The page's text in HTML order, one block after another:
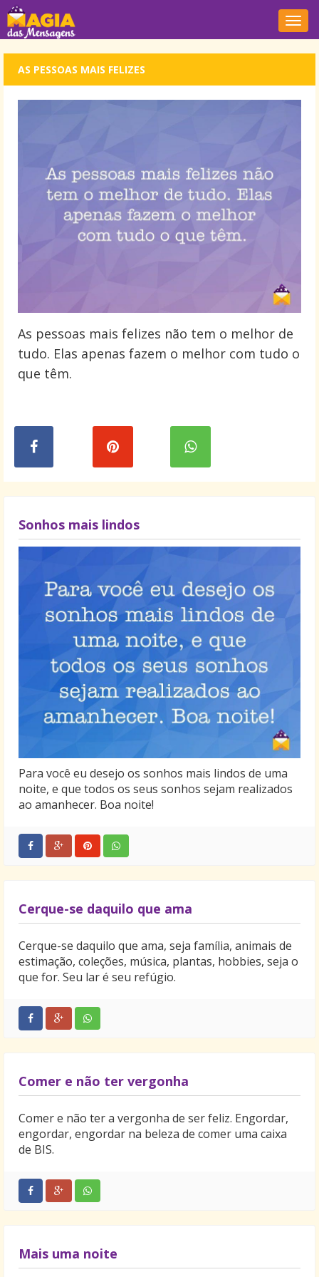
AS PESSOAS MAIS FELIZES
As pessoas mais felizes não tem o melhor de
tudo. Elas apenas fazem o melhor com tudo o
que têm.
Sonhos mais lindos
Para você eu desejo os sonhos mais lindos de uma
noite, e que todos os seus sonhos sejam realizados
ao amanhecer. Boa noite!
Cerque-se daquilo que ama
Cerque-se daquilo que ama, seja família, animais de
estimação, coleções, música, plantas, hobbies, seja o
que for. Seu lar é seu refúgio.
Comer e não ter vergonha
Comer e não ter a vergonha de ser feliz. Engordar,
engordar, engordar na beleza de comer uma caixa
de BIS.
Mais uma noite